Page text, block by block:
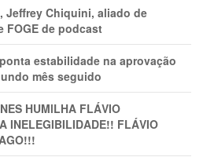
Jeffrey Chiquini, aliado de
FOGE de podcast
estabilidade na aprovação
mês seguido
HUMlLHA FLÁVIO
INELEGIBILIDADE!! FLÁVIO